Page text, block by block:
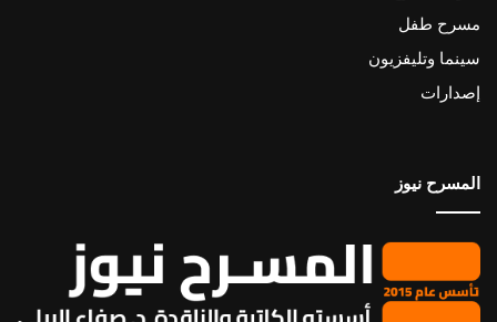
مسرح طفل
سينما وتليفزيون
إصدارات
المسرح نيوز